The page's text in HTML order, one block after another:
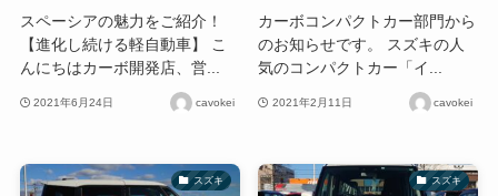
スペーシアの魅力をご紹介！
【進化し続ける軽自動車】 こ
んにちはカーボ開発店、営...
2021年6月24日 cavokei
カーボコンパクトカー部門から
のお知らせです。 スズキの人
気のコンパクトカー「イ...
2021年2月11日 cavokei
スズキ スズキ